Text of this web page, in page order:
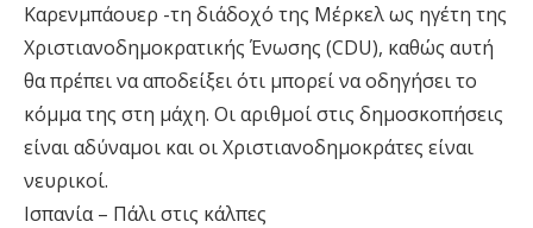
Καρενμπάουερ -τη διάδοχό της Μέρκελ ως ηγέτη της
Χριστιανοδημοκρατικής Ένωσης (CDU), καθώς αυτή
θα πρέπει να αποδείξει ότι μπορεί να οδηγήσει το
κόμμα της στη μάχη. Οι αριθμοί στις δημοσκοπήσεις
είναι αδύναμοι και οι Χριστιανοδημοκράτες είναι
νευρικοί.
Ισπανία – Πάλι στις κάλπες